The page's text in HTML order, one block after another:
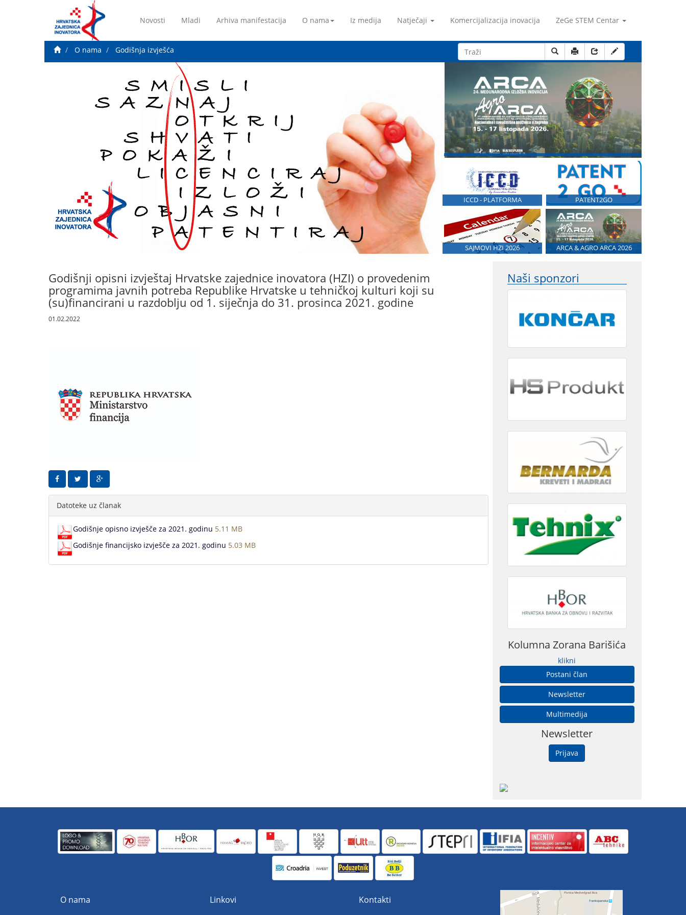
Novosti Mladi Arhiva manifestacija O nama Iz medija Natječaji Komercijalizacija inovacija ZeGe STEM Centar
O nama Godišnja izvješća
ICCD - PLATFORMA PATENT2GO
SAJMOVI HZI 2026 ARCA & AGRO ARCA 2026
Godišnji opisni izvještaj Hrvatske zajednice inovatora (HZI) o provedenim
programima javnih potreba Republike Hrvatske u tehničkoj kulturi koji su
(su)financirani u razdoblju od 1. siječnja do 31. prosinca 2021. godine
01.02.2022
Datoteke uz članak
Godišnje opisno izvješče za 2021. godinu 5.11 MB
Godišnje financijsko izvješče za 2021. godinu 5.03 MB
Naši sponzori
Kolumna Zorana Barišića
klikni
Postani član
Newsletter
Multimedija
Newsletter
Prijava
O nama Linkovi Kontakti